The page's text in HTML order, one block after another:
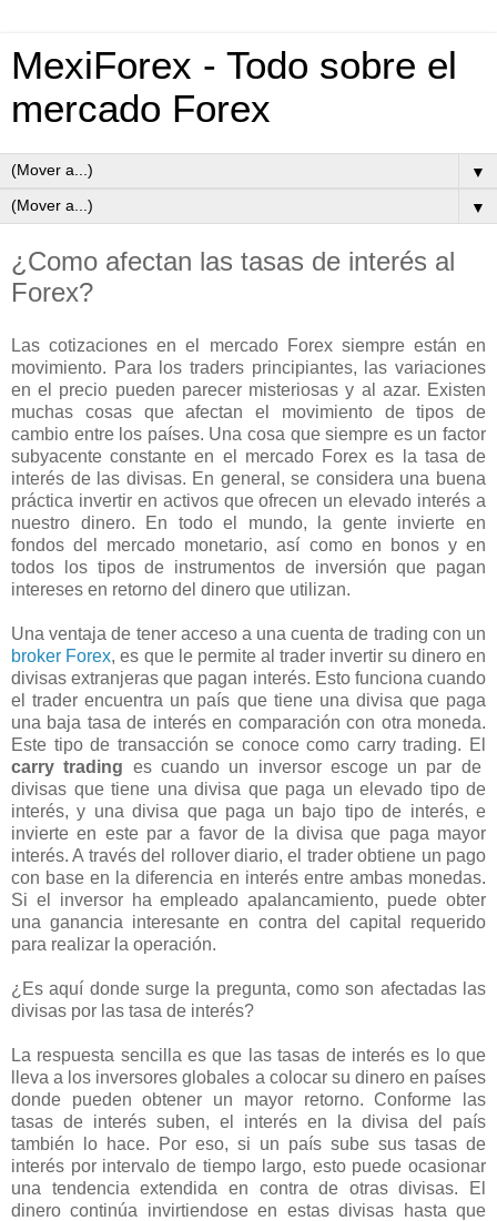
MexiForex - Todo sobre el
mercado Forex
▼
▼
¿Como afectan las tasas de interés al
Forex?
Las cotizaciones en el mercado Forex siempre están en
movimiento. Para los traders principiantes, las variaciones
en el precio pueden parecer misteriosas y al azar. Existen
muchas cosas que afectan el movimiento de tipos de
cambio entre los países. Una cosa que siempre es un factor
subyacente constante en el mercado Forex es la tasa de
interés de las divisas. En general, se considera una buena
práctica invertir en activos que ofrecen un elevado interés a
nuestro dinero. En todo el mundo, la gente invierte en
fondos del mercado monetario, así como en bonos y en
todos los tipos de instrumentos de inversión que pagan
intereses en retorno del dinero que utilizan.
Una ventaja de tener acceso a una cuenta de trading con un
broker Forex, es que le permite al trader invertir su dinero en
divisas extranjeras que pagan interés. Esto funciona cuando
el trader encuentra un país que tiene una divisa que paga
una baja tasa de interés en comparación con otra moneda.
Este tipo de transacción se conoce como carry trading. El
carry trading es cuando un inversor escoge un par de
divisas que tiene una divisa que paga un elevado tipo de
interés, y una divisa que paga un bajo tipo de interés, e
invierte en este par a favor de la divisa que paga mayor
interés. A través del rollover diario, el trader obtiene un pago
con base en la diferencia en interés entre ambas monedas.
Si el inversor ha empleado apalancamiento, puede obter
una ganancia interesante en contra del capital requerido
para realizar la operación.
¿Es aquí donde surge la pregunta, como son afectadas las
divisas por las tasa de interés?
La respuesta sencilla es que las tasas de interés es lo que
lleva a los inversores globales a colocar su dinero en países
donde pueden obtener un mayor retorno. Conforme las
tasas de interés suben, el interés en la divisa del país
también lo hace. Por eso, si un país sube sus tasas de
interés por intervalo de tiempo largo, esto puede ocasionar
una tendencia extendida en contra de otras divisas. El
dinero continúa invirtiendose en estas divisas hasta que